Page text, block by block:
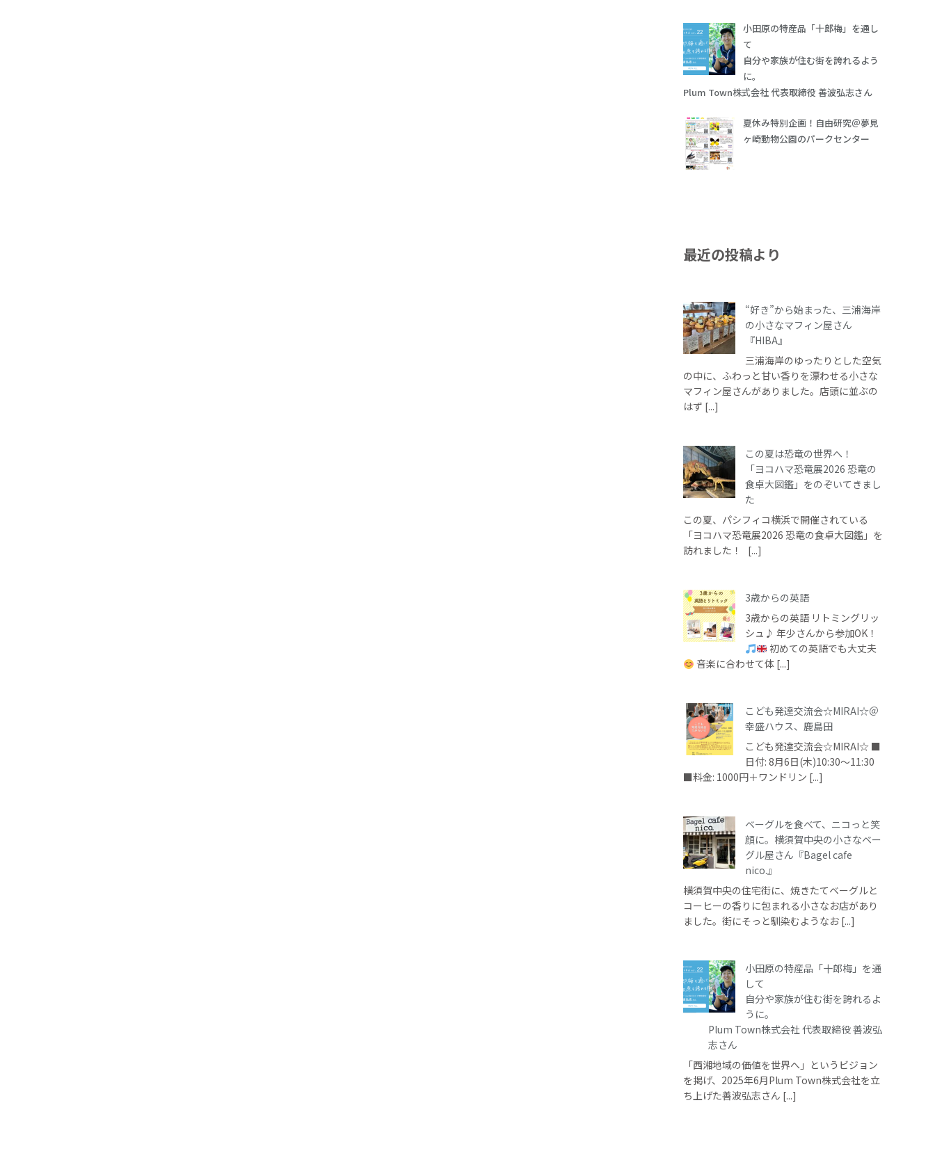
小田原の特産品「十郎梅」を通し
て
自分や家族が住む街を誇れるよう
に。
Plum Town株式会社 代表取締役 善波弘志さん
夏休み特別企画！自由研究＠夢見
ヶ崎動物公園のパークセンター
最近の投稿より
“好き”から始まった、三浦海岸
の小さなマフィン屋さん
『HIBA』
三浦海岸のゆったりとした空気
の中に、ふわっと甘い香りを漂わせる小さな
マフィン屋さんがありました。店頭に並ぶの
はず [...]
この夏は恐竜の世界へ！
「ヨコハマ恐竜展2026 恐竜の
食卓大図鑑」をのぞいてきまし
た
この夏、パシフィコ横浜で開催されている
「ヨコハマ恐竜展2026 恐竜の食卓大図鑑」を
訪れました！ [...]
3歳からの英語
3歳からの英語 リトミングリッ
シュ♪ 年少さんから参加OK！
初めての英語でも大丈夫
音楽に合わせて体 [...]
こども発達交流会☆MIRAI☆＠
幸盛ハウス、鹿島田
こども発達交流会☆MIRAI☆ ■
日付: 8月6日(木)10:30～11:30
■料金: 1000円＋ワンドリン [...]
ベーグルを食べて、ニコっと笑
顔に。横須賀中央の小さなベー
グル屋さん『Bagel cafe
nico.』
横須賀中央の住宅街に、焼きたてベーグルと
コーヒーの香りに包まれる小さなお店があり
ました。街にそっと馴染むようなお [...]
小田原の特産品「十郎梅」を通
して
自分や家族が住む街を誇れるよ
うに。
Plum Town株式会社 代表取締役 善波弘
志さん
「西湘地域の価値を世界へ」というビジョン
を掲げ、2025年6月Plum Town株式会社を立
ち上げた善波弘志さん [...]